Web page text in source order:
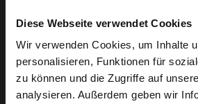
Diese Webseite verwendet Cookies
Wir verwenden Cookies, um Inhalte
personalisieren, Funktionen für
zu können und die Zugriffe auf
analysieren. Außerdem geben wir